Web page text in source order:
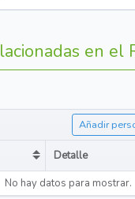
en el
Añadir
table by Nombre in
Detalle Sort
No hay datos para mostrar.